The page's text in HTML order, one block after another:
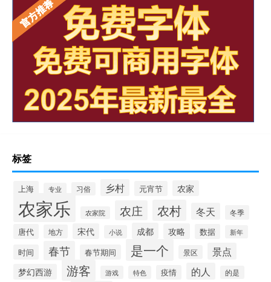
标签
上海 专业 习俗 乡村 元宵节 农家
农家乐 农家院 农庄 农村 冬天 冬季
唐代 地方 宋代 小说 成都 攻略 数据 新年
时间 春节 春节期间 是一个 景区 景点
梦幻西游 游客 游戏 特色 疫情 的人 的是